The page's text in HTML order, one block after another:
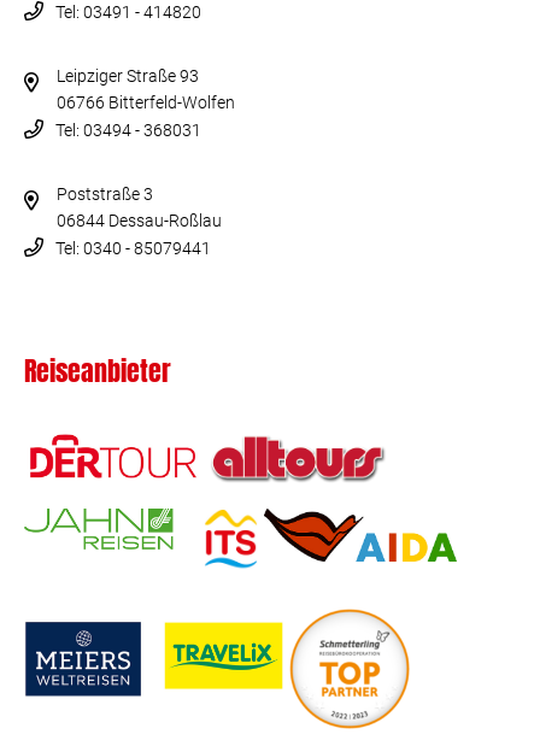
Tel: 03491 - 414820
Leipziger Straße 93
06766 Bitterfeld-Wolfen
Tel: 03494 - 368031
Poststraße 3
06844 Dessau-Roßlau
Tel: 0340 - 85079441
Reiseanbieter